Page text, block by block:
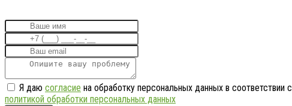
Я даю согласие на обработку персональных данных в соответствии с
политикой обработки персональных данных